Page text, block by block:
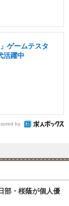
ゲームテスタ
活躍中
by
部・桜蔭が個人優